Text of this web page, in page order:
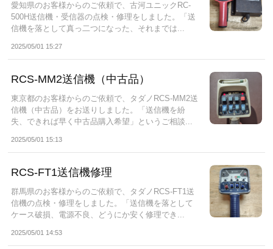
愛知県のお客様からのご依頼で、古河ユニックRC-
500H送信機・受信器の点検・修理をしました。「送
信機を落として真っ二つになった、それまでは...
2025/05/01 15:27
RCS-MM2送信機（中古品）
東京都のお客様からのご依頼で、タダノRCS-MM2送
信機（中古品）をお送りしました。「送信機を紛
失、できれば早く中古品購入希望」というご相談...
2025/05/01 15:13
RCS-FT1送信機修理
群馬県のお客様からのご依頼で、タダノRCS-FT1送
信機の点検・修理をしました。「送信機を落として
ケース破損、電源不良、どうにか安く修理でき...
2025/05/01 14:53